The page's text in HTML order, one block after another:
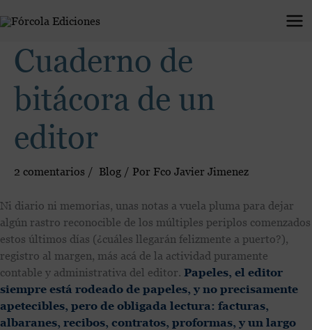
al
Cuaderno de
bitácora de un
editor
2 comentarios / Blog / Por Fco Javier Jimenez
Ni diario ni memorias, unas notas a vuela pluma para dejar
algún rastro reconocible de los múltiples periplos comenzados
estos últimos días (¿cuáles llegarán felizmente a puerto?),
registro al margen, más acá de la actividad puramente
contable y administrativa del editor. Papeles, el editor
siempre está rodeado de papeles, y no precisamente
apetecibles, pero de obligada lectura: facturas,
albaranes, recibos, contratos, proformas, y un largo